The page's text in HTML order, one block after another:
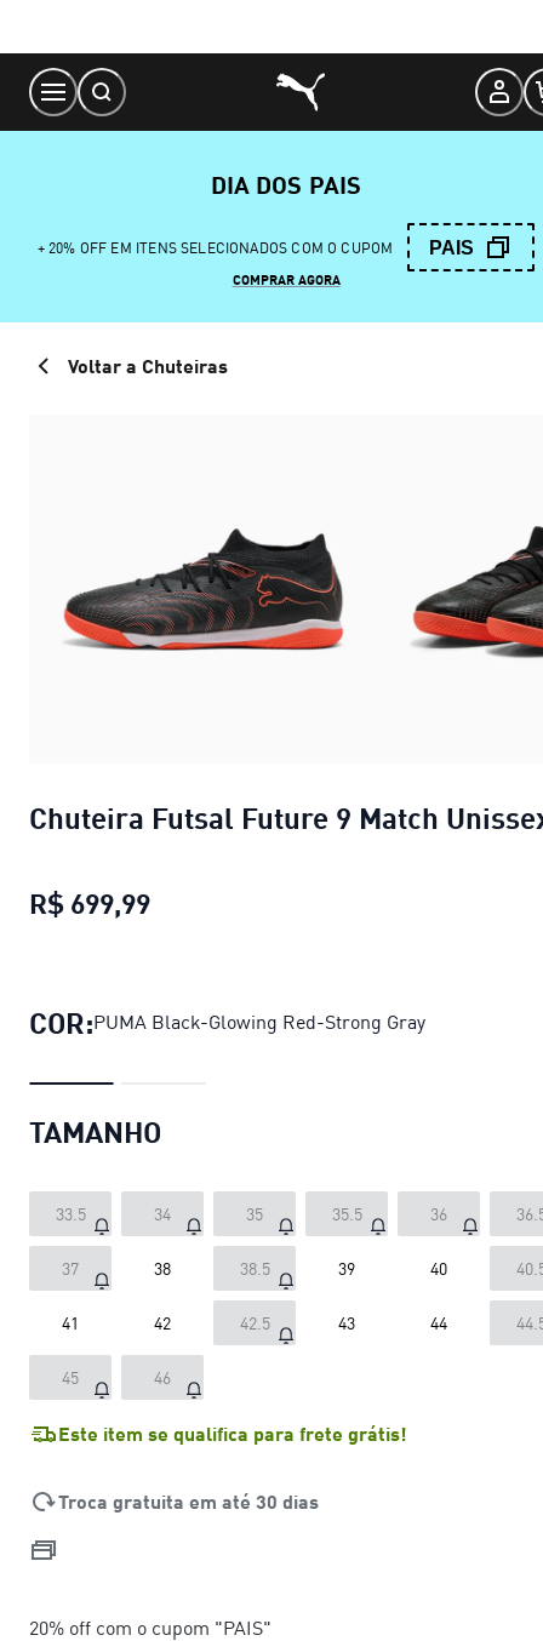
Content
DIA DOS PAIS
+ 20% OFF EM ITENS SELECIONADOS COM O CUPOM PAIS
COMPRAR AGORA
Voltar a Chuteiras
Chuteira Futsal Future 9 Match
R$ 699,99
COR:PUMA Black-Glowing Red-Strong Gray
TAMANHO
33.5 34 35 35.5 36
37 38 38.5 39 40
41 42 42.5 43 44
45 46
Este item se qualifica para frete grátis!
Troca gratuita em até 30 dias
20% off com o cupom "PAIS"